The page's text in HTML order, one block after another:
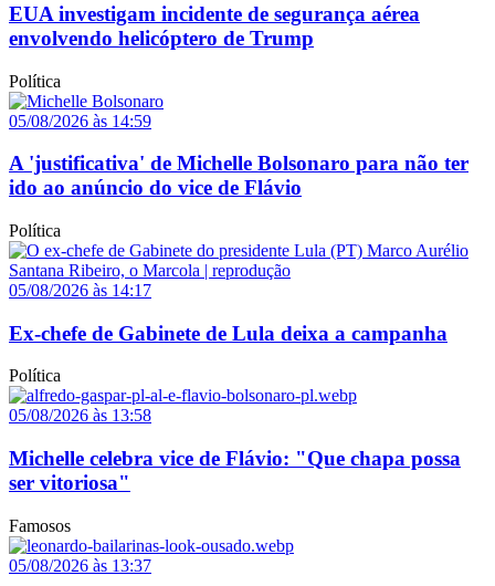
EUA investigam incidente de segurança aérea
envolvendo helicóptero de Trump
Política
05/08/2026 às 14:59
A 'justificativa' de Michelle Bolsonaro para não ter
ido ao anúncio do vice de Flávio
Política
05/08/2026 às 14:17
Ex-chefe de Gabinete de Lula deixa a campanha
Política
05/08/2026 às 13:58
Michelle celebra vice de Flávio: "Que chapa possa
ser vitoriosa"
Famosos
05/08/2026 às 13:37